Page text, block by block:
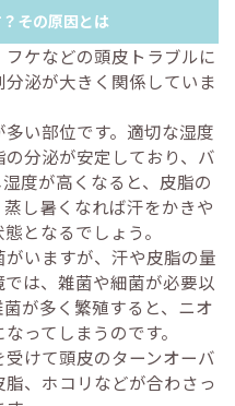
その原因とは
ケなどの頭皮トラブルに
泌が大きく関係していま
い部位です。適切な湿度
分泌が安定しており、バ
度が高くなると、皮脂の
し暑くなれば汗をかきや
となるでしょう。
いますが、汗や皮脂の量
は、雑菌や細菌が必要以
が多く繁殖すると、ニオ
ってしまうのです。
けて頭皮のターンオーバ
、ホコリなどが合わさっ